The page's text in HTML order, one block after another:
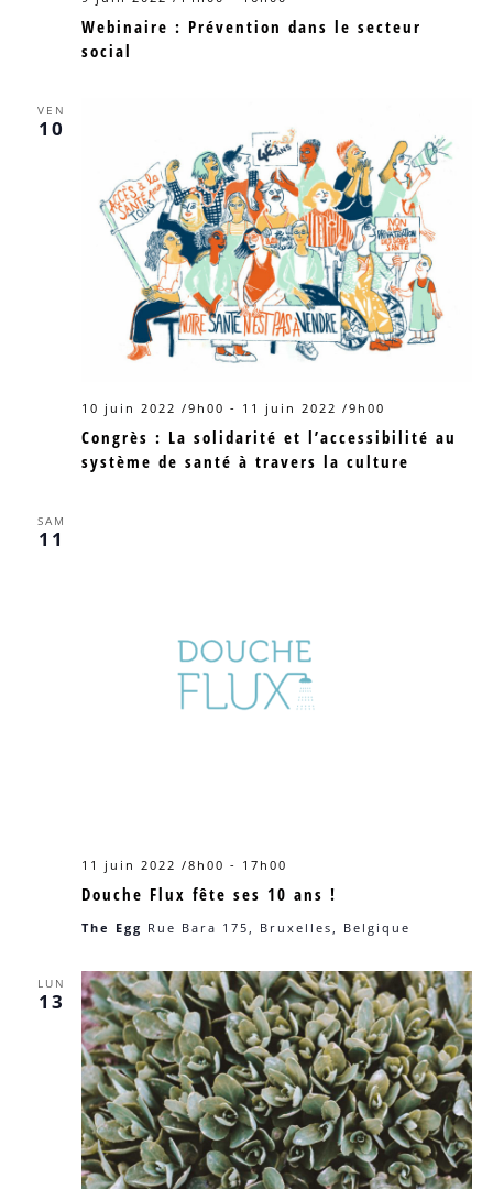
Webinaire : Prévention dans le secteur
social
VEN
10
Congrès : La solidarité et l’accessibilité au
système de santé à travers la culture
10 juin 2022 /9h00 - 11 juin 2022 /9h00
SAM
11
Douche Flux fête ses 10 ans !
11 juin 2022 /8h00 - 17h00
The Egg Rue Bara 175, Bruxelles, Belgique
LUN
13